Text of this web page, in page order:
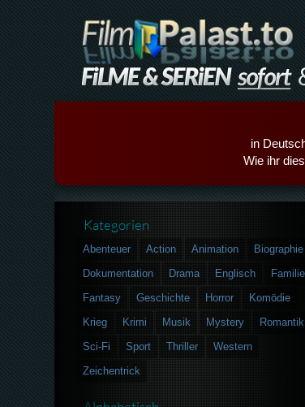
in
Wie ihr
Kategorien
Abenteuer Action Animation
Biographie
Dokumentation
Drama Englisch
Familie
Fantasy
Geschichte Horror
Komödie
Krieg
Krimi Musik Mystery
Romantik
Sci-Fi
Sport Thriller
Western
Zeichentrick